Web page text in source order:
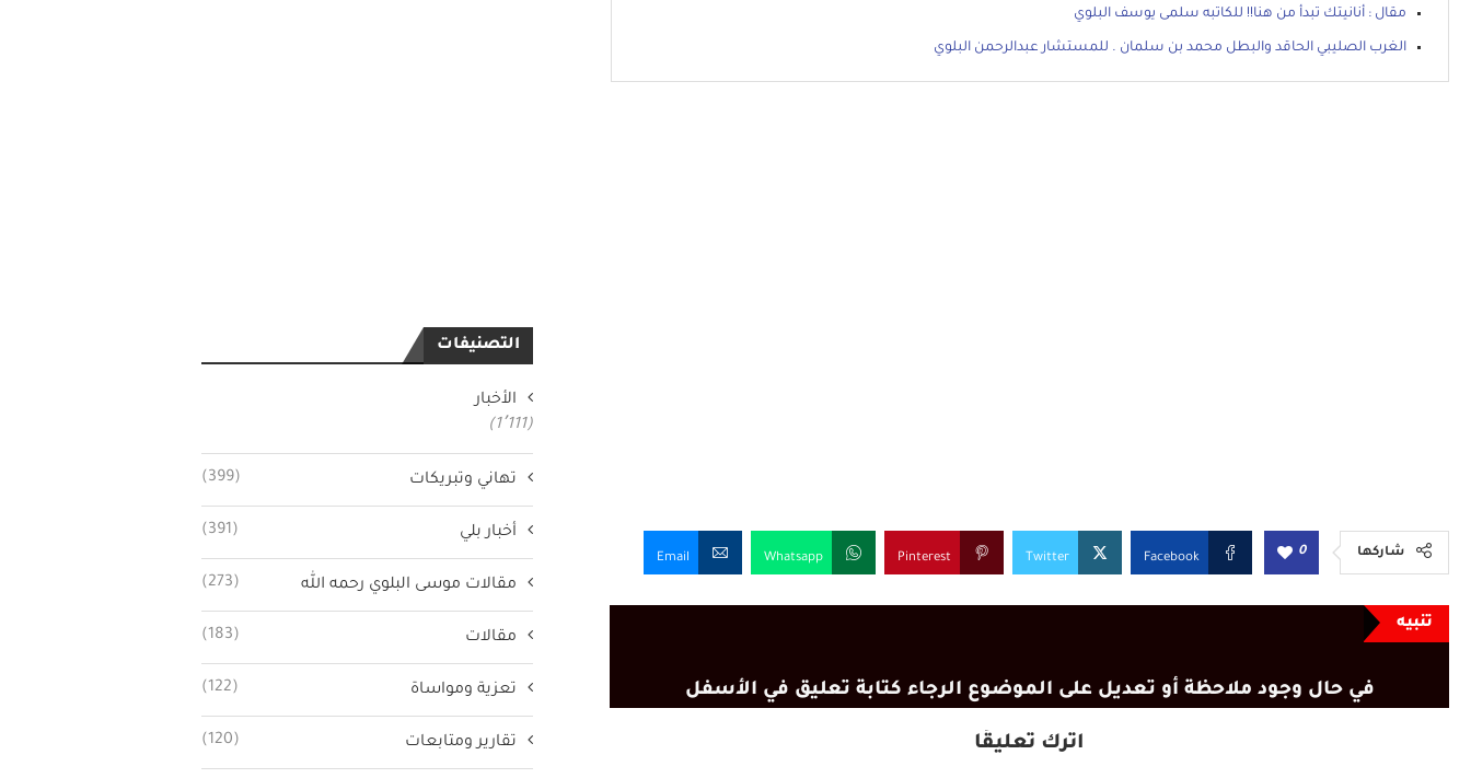
مقال : أنانيتك تبدأ من هنا!! للكاتبه سلمى يوسف البلوي
الغرب الصليبي الحاقد والبطل محمد بن سلمان . للمستشار عبدالرحمن البلوي
شاركها 0
Facebook
Twitter
Pinterest
Whatsapp
Email
تنبيه
في حال وجود ملاحظة أو تعديل على الموضوع الرجاء كتابة تعليق في الأسفل
اترك تعليقًا
التصنيفات
الأخبار
(1٬111)
تهاني وتبريكات (399)
أخبار بلي (391)
مقالات موسى البلوي رحمه الله (273)
مقالات (183)
تعزية ومواساة (122)
تقارير ومتابعات (120)